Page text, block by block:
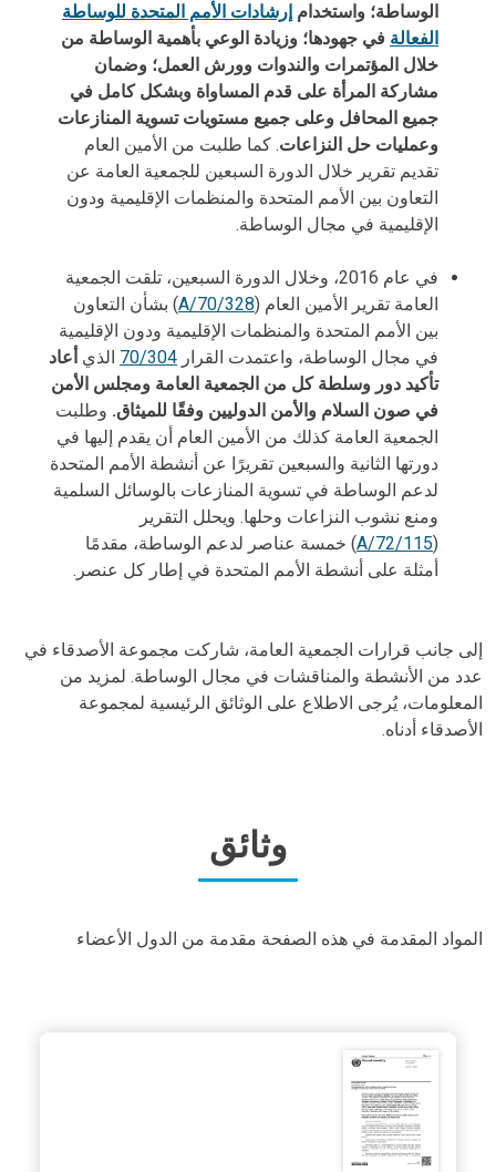
الوساطة؛ واستخدام إرشادات الأمم المتحدة للوساطة
الفعالة في جهودها؛ وزيادة الوعي بأهمية الوساطة من
خلال المؤتمرات والندوات وورش العمل؛ وضمان
مشاركة المرأة على قدم المساواة وبشكل كامل في
جميع المحافل وعلى جميع مستويات تسوية المنازعات
وعمليات حل النزاعات. كما طلبت من الأمين العام
تقديم تقرير خلال الدورة السبعين للجمعية العامة عن
التعاون بين الأمم المتحدة والمنظمات الإقليمية ودون
الإقليمية في مجال الوساطة.
في عام 2016، وخلال الدورة السبعين، تلقت الجمعية
العامة تقرير الأمين العام (A/70/328) بشأن التعاون
بين الأمم المتحدة والمنظمات الإقليمية ودون الإقليمية
في مجال الوساطة، واعتمدت القرار 70/304 الذي أعاد
تأكيد دور وسلطة كل من الجمعية العامة ومجلس الأمن
في صون السلام والأمن الدوليين وفقًا للميثاق. وطلبت
الجمعية العامة كذلك من الأمين العام أن يقدم إليها في
دورتها الثانية والسبعين تقريرًا عن أنشطة الأمم المتحدة
لدعم الوساطة في تسوية المنازعات بالوسائل السلمية
ومنع نشوب النزاعات وحلها. ويحلل التقرير
(
A/72/115) خمسة عناصر لدعم الوساطة، مقدمًا
أمثلة على أنشطة الأمم المتحدة في إطار كل عنصر.
Body
إلى جانب قرارات الجمعية العامة، شاركت مجموعة الأصدقاء في
عدد من الأنشطة والمناقشات في مجال الوساطة. لمزيد من
المعلومات، يُرجى الاطلاع على الوثائق الرئيسية لمجموعة
الأصدقاء أدناه.
وثائق
Body
المواد المقدمة في هذه الصفحة مقدمة من الدول الأعضاء